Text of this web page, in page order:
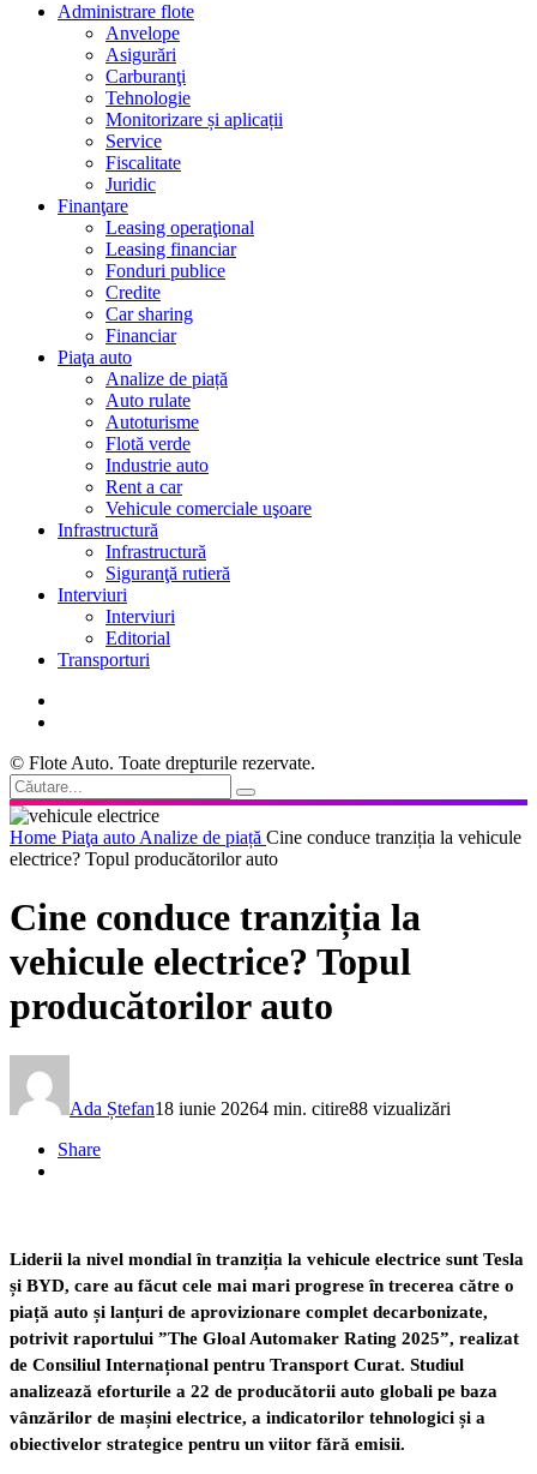
Administrare flote
Anvelope
Asigurări
Carburanţi
Tehnologie
Monitorizare și aplicații
Service
Fiscalitate
Juridic
Finanţare
Leasing operaţional
Leasing financiar
Fonduri publice
Credite
Car sharing
Financiar
Piaţa auto
Analize de piață
Auto rulate
Autoturisme
Flotă verde
Industrie auto
Rent a car
Vehicule comerciale uşoare
Infrastructură
Infrastructură
Siguranţă rutieră
Interviuri
Interviuri
Editorial
Transporturi
© Flote Auto. Toate drepturile rezervate.
Home Piaţa auto Analize de piață Cine conduce tranziția la vehicule
electrice? Topul producătorilor auto
Cine conduce tranziția la
vehicule electrice? Topul
producătorilor auto
Ada Ștefan18 iunie 20264 min. citire88 vizualizări
Share
Liderii la nivel mondial în tranziția la vehicule electrice sunt Tesla
și BYD, care au făcut cele mai mari progrese în trecerea către o
piață auto și lanțuri de aprovizionare complet decarbonizate,
potrivit raportului ”The Gloal Automaker Rating 2025”, realizat
de Consiliul Internațional pentru Transport Curat. Studiul
analizează eforturile a 22 de producătorii auto globali pe baza
vânzărilor de mașini electrice, a indicatorilor tehnologici și a
obiectivelor strategice pentru un viitor fără emisii.